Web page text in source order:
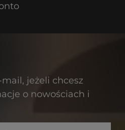
jeżeli chcesz
o nowościach i